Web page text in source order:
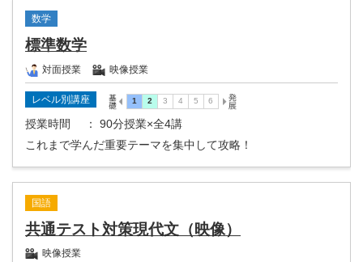
数学
標準数学
対面授業 映像授業
レベル別講座
授業時間
： 90分授業×全4講
これまで学んだ重要テーマを集中して攻略！
国語
共通テスト対策現代文（映像）
映像授業